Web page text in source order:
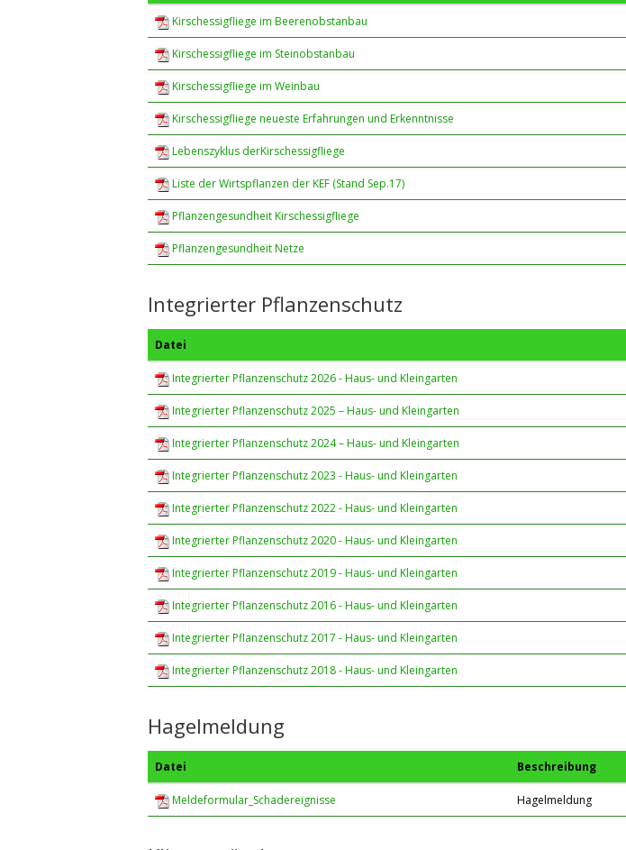
Kirschessigfliege im Beerenobstanbau
Kirschessigfliege im Steinobstanbau
Kirschessigfliege im Weinbau
Kirschessigfliege neueste Erfahrungen und Erkenntnisse
Lebenszyklus derKirschessigfliege
Liste der Wirtspflanzen der KEF (Stand Sep.17)
Pflanzengesundheit Kirschessigfliege
Pflanzengesundheit Netze
Integrierter Pflanzenschutz
Datei
Integrierter Pflanzenschutz 2026 - Haus- und Kleingarten
Integrierter Pflanzenschutz 2025 – Haus- und Kleingarten
Integrierter Pflanzenschutz 2024 – Haus- und Kleingarten
Integrierter Pflanzenschutz 2023 - Haus- und Kleingarten
Integrierter Pflanzenschutz 2022 - Haus- und Kleingarten
Integrierter Pflanzenschutz 2020 - Haus- und Kleingarten
Integrierter Pflanzenschutz 2019 - Haus- und Kleingarten
Integrierter Pflanzenschutz 2016 - Haus- und Kleingarten
Integrierter Pflanzenschutz 2017 - Haus- und Kleingarten
Integrierter Pflanzenschutz 2018 - Haus- und Kleingarten
Hagelmeldung
Datei Beschreibung
Meldeformular_Schadereignisse Hagelmeldung